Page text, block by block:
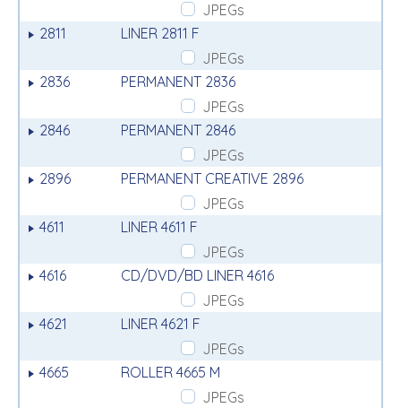
JPEGs
2811
LINER 2811 F
JPEGs
2836
PERMANENT 2836
JPEGs
2846
PERMANENT 2846
JPEGs
2896
PERMANENT CREATIVE 2896
JPEGs
4611
LINER 4611 F
JPEGs
4616
CD/DVD/BD LINER 4616
JPEGs
4621
LINER 4621 F
JPEGs
4665
ROLLER 4665 M
JPEGs